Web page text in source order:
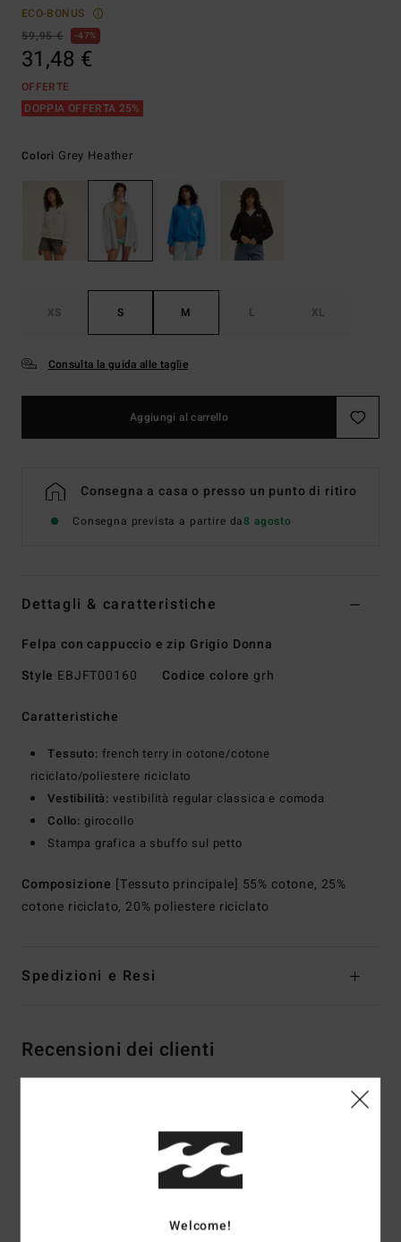
ECO-BONUS
59,95 €
47%
31,48 €
OFFERTE
DOPPIA OFFERTA 25%
Colori Grey Heather
XS S M L XL
Consulta la guida alle taglie
Aggiungi al carrello
Consegna a casa o presso un punto di ritiro
Consegna prevista a partire da8 agosto
Dettagli & caratteristiche
Felpa con cappuccio e zip Grigio Donna
Style EBJFT00160 Codice colore grh
Caratteristiche
Tessuto: french terry in cotone/cotone
riciclato/poliestere riciclato
Vestibilità: vestibilità regular classica e comoda
Collo: girocollo
Stampa grafica a sbuffo sul petto
Composizione [Tessuto principale] 55% cotone, 25%
cotone riciclato, 20% poliestere riciclato
Spedizioni e Resi
Recensioni dei clienti
4.5/5
2 recensioni verificate
Il 50% dei nostri clienti consiglia questo prodotto
Welcome!